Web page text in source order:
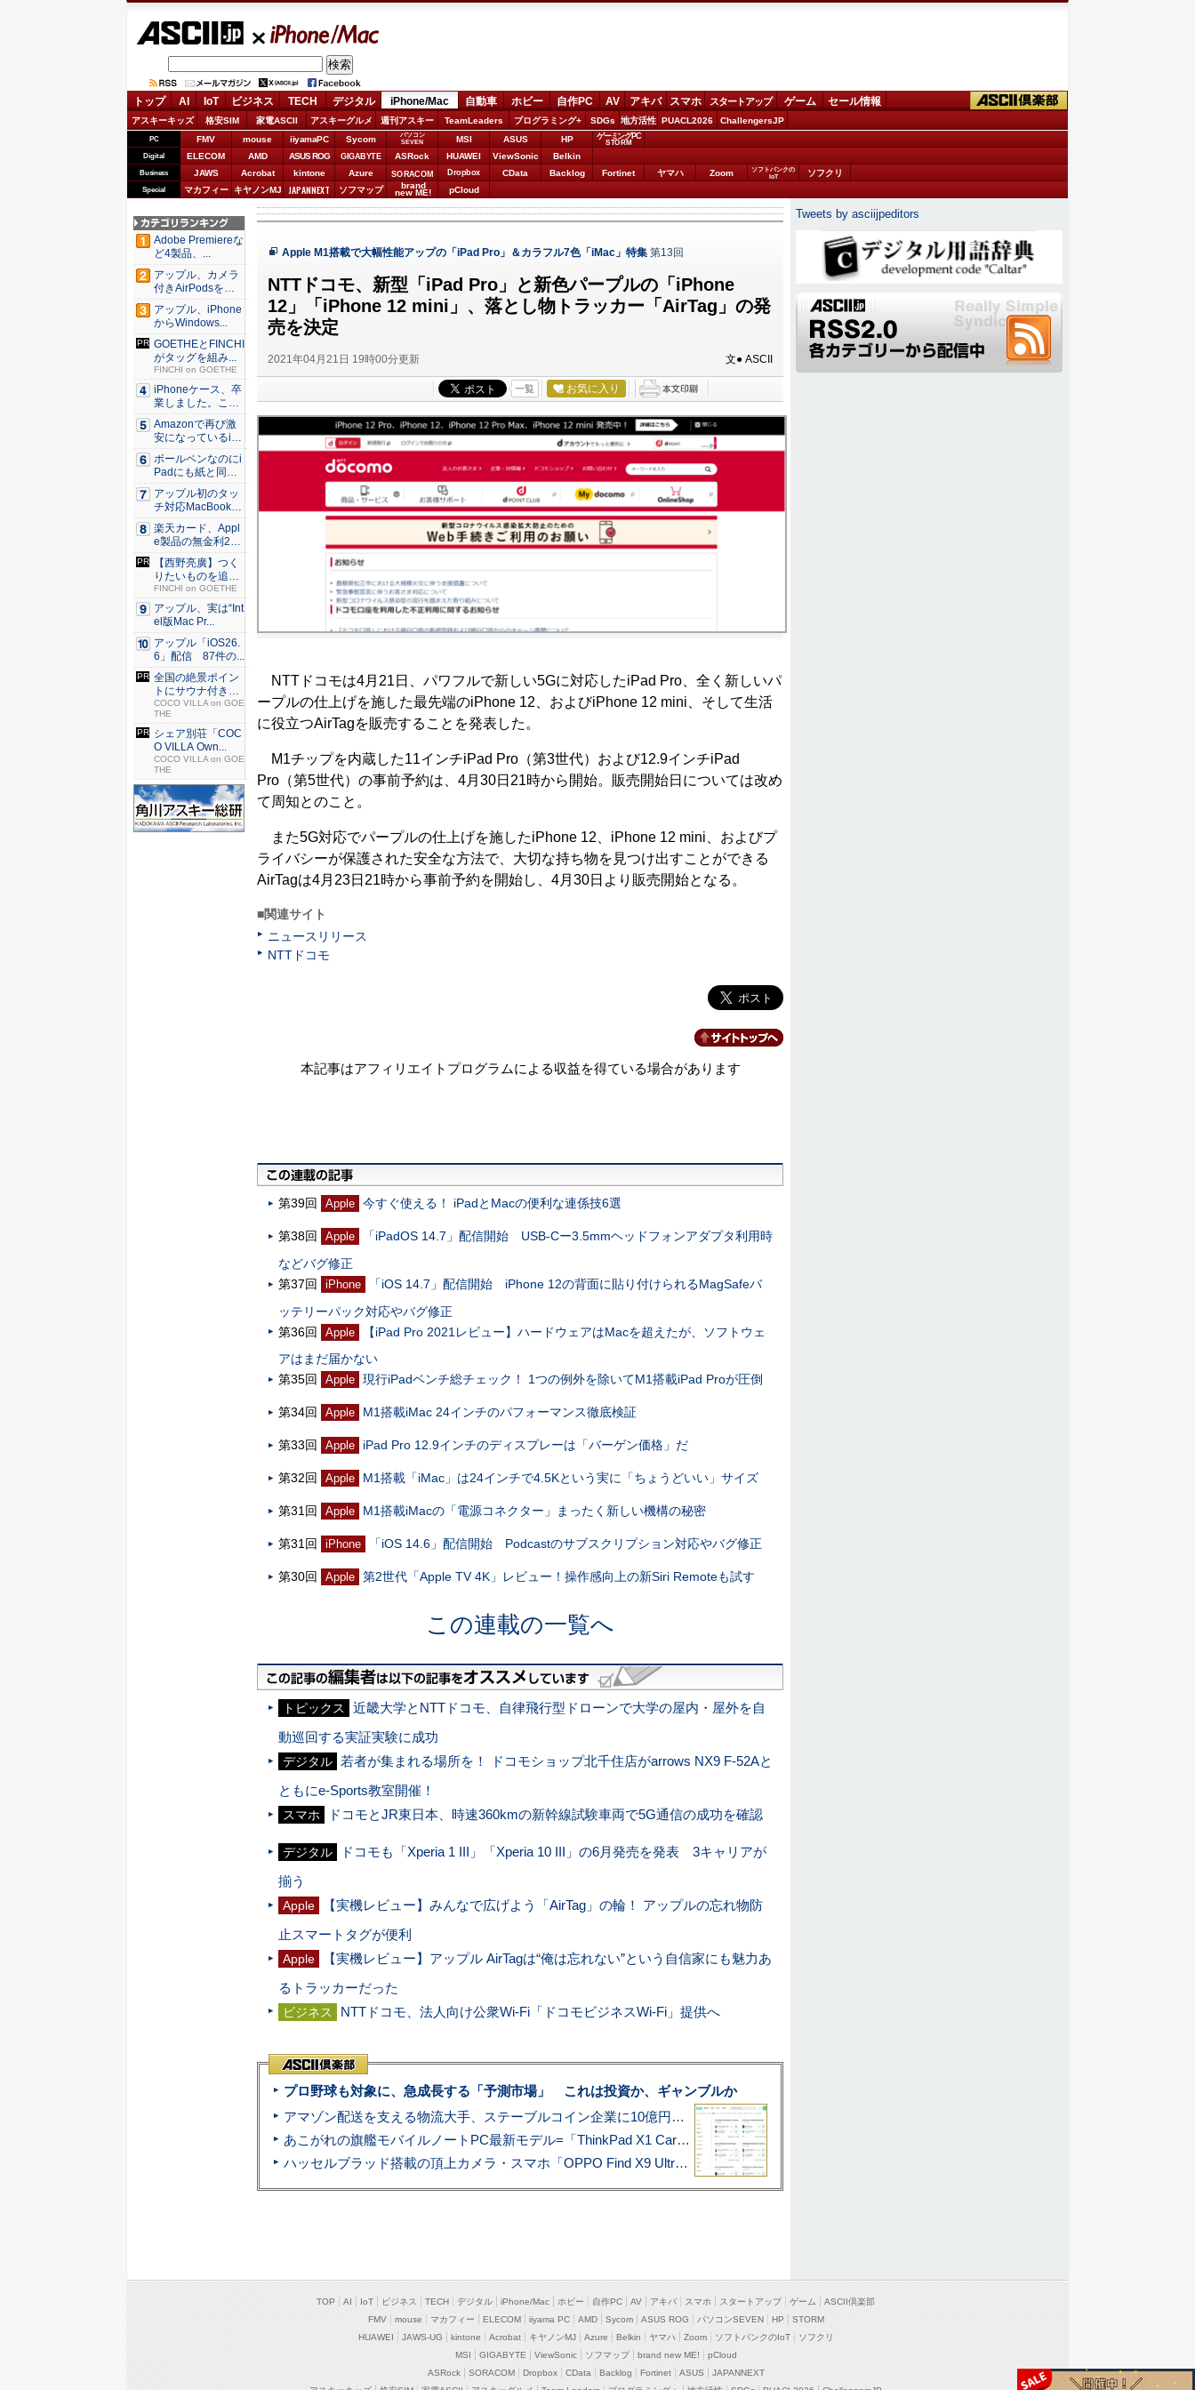
iPhone/Mac
トップ AI IoT ビジネス TECH デジタル iPhone/Mac 自動車 ホビー 自作PC AV アキバ スマホ スタートアップ ゲーム セール情報
アスキーキッズ 格安SIM 家電ASCII アスキーグルメ 週刊アスキー TeamLeaders プログラミング+ SDGs 地方活性 PUACL2026 ChallengersJP
PC FMV mouse iiyamaPC Sycom
パソコン
SEVEN
MSI ASUS HP ゲーミングPC
STORM
Digital ELECOM AMD ASUS ROG GIGABYTE ASRock HUAWEI ViewSonic Belkin
Business JAWS Acrobat kintone Azure SORACOM Dropbox CData Backlog Fortinet ヤマハ Zoom
ソフトバンクの
IoT
ソフクリ
Special マカフィー キヤノンMJ JAPANNEXT ソフマップ brand
new ME! pCloud
Apple M1搭載で大幅性能アップの「iPad Pro」＆カラフル7色「iMac」特集 第13回
NTTドコモ、新型「iPad Pro」と新色パープルの「iPhone
12」「iPhone 12 mini」、落とし物トラッカー「AirTag」の発
売を決定
2021年04月21日 19時00分更新 文● ASCII
一覧 お気に入り
NTTドコモは4月21日、パワフルで新しい5Gに対応したiPad Pro、全く新しいパ
ープルの仕上げを施した最先端のiPhone 12、およびiPhone 12 mini、そして生活
に役立つAirTagを販売することを発表した。
M1チップを内蔵した11インチiPad Pro（第3世代）および12.9インチiPad
Pro（第5世代）の事前予約は、4月30日21時から開始。販売開始日については改め
て周知とのこと。
また5G対応でパープルの仕上げを施したiPhone 12、iPhone 12 mini、およびプ
ライバシーが保護された安全な方法で、大切な持ち物を見つけ出すことができる
AirTagは4月23日21時から事前予約を開始し、4月30日より販売開始となる。
■関連サイト
ニュースリリース
NTTドコモ
本記事はアフィリエイトプログラムによる収益を得ている場合があります
第39回 Apple 今すぐ使える！ iPadとMacの便利な連係技6選
第38回 Apple
「iPadOS 14.7」配信開始 USB-Cー3.5mmヘッドフォンアダプタ利用時
などバグ修正
第37回
iPhone
「iOS 14.7」配信開始 iPhone 12の背面に貼り付けられるMagSafeバ
ッテリーパック対応やバグ修正
第36回
Apple
【iPad Pro 2021レビュー】ハードウェアはMacを超えたが、ソフトウェ
アはまだ届かない
第35回
Apple 現行iPadベンチ総チェック！ 1つの例外を除いてM1搭載iPad Proが圧倒
第34回 Apple M1搭載iMac 24インチのパフォーマンス徹底検証
第33回 Apple iPad Pro 12.9インチのディスプレーは「バーゲン価格」だ
第32回 Apple M1搭載「iMac」は24インチで4.5Kという実に「ちょうどいい」サイズ
第31回 Apple M1搭載iMacの「電源コネクター」まったく新しい機構の秘密
第31回 iPhone 「iOS 14.6」配信開始 Podcastのサブスクリプション対応やバグ修正
第30回 Apple 第2世代「Apple TV 4K」レビュー！操作感向上の新Siri Remoteも試す
この連載の一覧へ
トピックス
近畿大学とNTTドコモ、自律飛行型ドローンで大学の屋内・屋外を自
動巡回する実証実験に成功
デジタル
若者が集まれる場所を！ ドコモショップ北千住店がarrows NX9 F-52Aと
ともにe-Sports教室開催！
スマホ ドコモとJR東日本、時速360kmの新幹線試験車両で5G通信の成功を確認
デジタル
ドコモも「Xperia 1 III」「Xperia 10 III」の6月発売を発表 3キャリアが
揃う
Apple
【実機レビュー】みんなで広げよう「AirTag」の輪！ アップルの忘れ物防
止スマートタグが便利
Apple
【実機レビュー】アップル AirTagは“俺は忘れない”という自信家にも魅力あ
るトラッカーだった
ビジネス NTTドコモ、法人向け公衆Wi-Fi「ドコモビジネスWi-Fi」提供へ
プロ野球も対象に、急成長する「予測市場」 これは投資か、ギャンブルか
アマゾン配送を支える物流大手、ステーブルコイン企業に10億円投資のワケ
あこがれの旗艦モバイルノートPC最新モデル=「ThinkPad X1 Carbon Gen 14 Aura Edition」実機レビュー
ハッセルブラッド搭載の頂上カメラ・スマホ「OPPO Find X9 Ultra」実写レビュー=プロが本気で徹底撮影しました!!
Adobe Premiereな
ど4製品、...
アップル、カメラ
付きAirPodsを年
内...
アップル、iPhone
からWindows...
GOETHEとFINCHI
がタッグを組み...
FINCHI on GOETHE
iPhoneケース、卒
業しました。これ
か...
Amazonで再び激
安になっているiP
h...
ボールペンなのにi
Padにも紙と同じ
滑ら...
アップル初のタッ
チ対応MacBook、
早...
楽天カード、Appl
e製品の無金利24
回...
【西野亮廣】つく
りたいものを追求
できる環...
FINCHI on GOETHE
アップル、実は“Int
el版Mac Pr...
アップル「iOS26.
6」配信 87件の...
全国の絶景ポイン
トにサウナ付きの
シェア別...
COCO VILLA on GOE
THE
シェア別荘「COC
O VILLA Own...
COCO VILLA on GOE
THE
Tweets by asciijpeditors
TOP AI IoT ビジネス TECH デジタル iPhone/Mac ホビー 自作PC AV アキバ スマホ スタートアップ ゲーム
ASCII倶楽部
FMV
mouse マカフィー ELECOM iiyama PC AMD Sycom ASUS ROG パソコンSEVEN HP
STORM
HUAWEI
JAWS-UG kintone Acrobat キヤノンMJ Azure Belkin ヤマハ Zoom ソフトバンクのIoT
ソフクリ
MSI
GIGABYTE ViewSonic ソフマップ brand new ME!
pCloud
ASRock
SORACOM Dropbox CData Backlog Fortinet ASUS
JAPANNEXT